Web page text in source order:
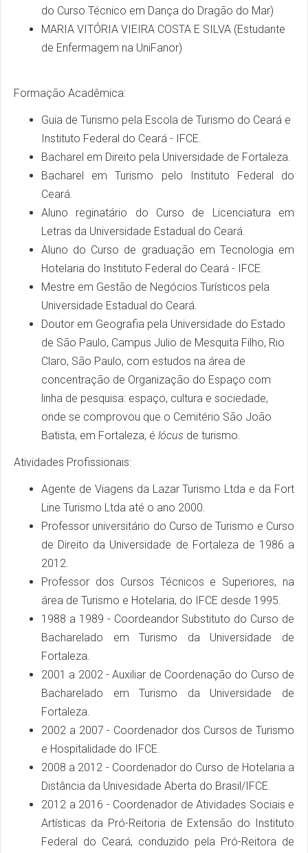
do Curso Técnico em Dança do Dragão do Mar)
MARIA VITÓRIA VIEIRA COSTA E SILVA (Estudante
de Enfermagem na UniFanor)
Formação Acadêmica:
Guia de Turismo pela Escola de Turismo do Ceará e
Instituto Federal do Ceará - IFCE.
Bacharel em Direito pela Universidade de Fortaleza.
Bacharel em Turismo pelo Instituto Federal do
Ceará.
Aluno reginatário do Curso de Licenciatura em
Letras da Universidade Estadual do Ceará.
Aluno do Curso de graduação em Tecnologia em
Hotelaria do Instituto Federal do Ceará - IFCE.
Mestre em Gestão de Negócios Turísticos pela
Universidade Estadual do Ceará.
Doutor em Geografia pela Universidade do Estado
de São Paulo, Campus Julio de Mesquita Filho, Rio
Claro, São Paulo, com estudos na área de
concentração de Organização do Espaço com
linha de pesquisa: espaço, cultura e sociedade,
onde se comprovou que o Cemitério São João
Batista, em Fortaleza, é lócus de turismo.
Atividades Profissionais:
Agente de Viagens da Lazar Turismo Ltda e da Fort
Line Turismo Ltda até o ano 2000.
Professor universitário do Curso de Turismo e Curso
de Direito da Universidade de Fortaleza de 1986 a
2012.
Professor dos Cursos Técnicos e Superiores, na
área de Turismo e Hotelaria, do IFCE desde 1995.
1988 a 1989 - Coordeandor Substituto do Curso de
Bacharelado em Turismo da Universidade de
Fortaleza.
2001 a 2002 - Auxiliar de Coordenação do Curso de
Bacharelado em Turismo da Universidade de
Fortaleza.
2002 a 2007 - Coordenador dos Cursos de Turismo
e Hospitalidade do IFCE.
2008 a 2012 - Coordenador do Curso de Hotelaria a
Distância da Univesidade Aberta do Brasil/IFCE.
2012 a 2016 - Coordenador de Atividades Sociais e
Artísticas da Pró-Reitoria de Extensão do Instituto
Federal do Ceará, conduzido pela Pró-Reitora de